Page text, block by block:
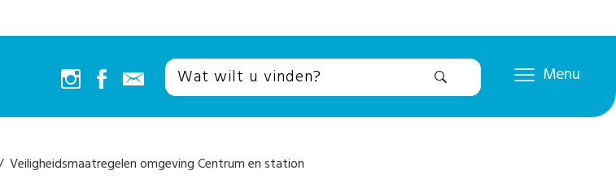
Menu
Veiligheidsmaatregelen omgeving Centrum en station